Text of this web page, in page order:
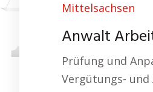
Mittelsachsen
Anwalt
Prüfung und
Vergütungs-